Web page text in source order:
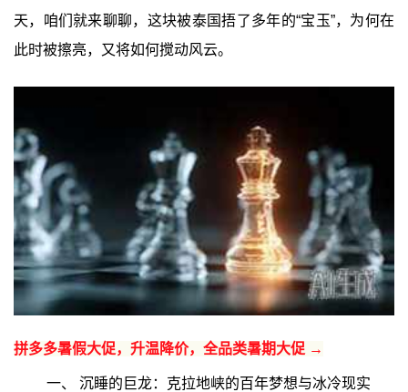
天，咱们就来聊聊，这块被泰国捂了多年的“宝玉”，为何在
此时被擦亮，又将如何搅动风云。
拼多多暑假大促，升温降价，全品类暑期大促 →
一、 沉睡的巨龙：克拉地峡的百年梦想与冰冷现实